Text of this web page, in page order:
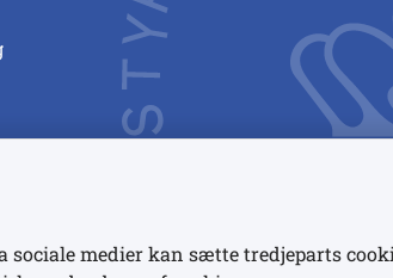
medier kan sætte tredjeparts